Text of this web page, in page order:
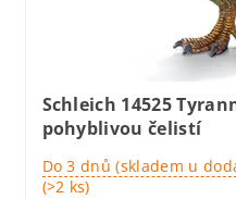
Schleich 14525
pohyblivou čelistí
Do 3 dnů (skladem u
(>2 ks)